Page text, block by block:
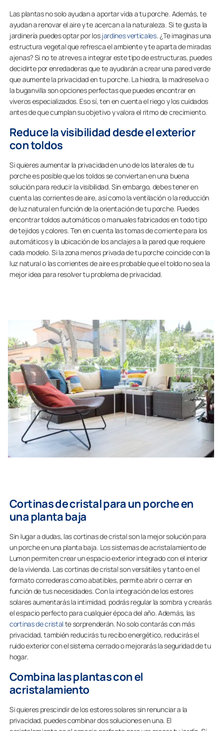
Las plantas no solo ayudan a aportar vida a tu porche. Además, te
ayudan a renovar el aire y te acercan a la naturaleza. Si te gusta la
jardinería puedes optar por losjardines verticales. ¿Te imaginas una
estructura vegetal que refresca el ambiente y te aparta de miradas
ajenas? Si no te atreves a integrar este tipo de estructuras, puedes
decidirte por enredaderas que te ayudarán a crear una pared verde
que aumente la privacidad en tu porche. La hiedra, la madreselva o
la buganvilla son opciones perfectas que puedes encontrar en
viveros especializados. Eso sí, ten en cuenta el riego y los cuidados
antes de que cumplan su objetivo y valora el ritmo de crecimiento.
Reduce la visibilidad desde el exterior
con toldos
Si quieres aumentar la privacidad en uno de los laterales de tu
porche es posible que los toldos se conviertan en una buena
solución para reducir la visibilidad. Sin embargo, debes tener en
cuenta las corrientes de aire, así como la ventilación o la reducción
de luz natural en función de la orientación de tu porche. Puedes
encontrar toldos automáticos o manuales fabricados en todo tipo
de tejidos y colores. Ten en cuenta las tomas de corriente para los
automáticos y la ubicación de los anclajes a la pared que requiere
cada modelo. Si la zona menos privada de tu porche coincide con la
luz natural o las corrientes de aire es probable que el toldo no sea la
mejor idea para resolver tu problema de privacidad.
Cortinas de cristal para un porche en
una planta baja
Sin lugar a dudas, las cortinas de cristal son la mejor solución para
un porche en una planta baja. Los sistemas de acristalamiento de
Lumon permiten crear un espacio exterior integrado con el interior
de la vivienda. Las cortinas de cristal son versátiles y tanto en el
formato correderas como abatibles, permite abrir o cerrar en
función de tus necesidades. Con la integración de los estores
solares aumentarás la intimidad, podrás regular la sombra y crearás
el espacio perfecto para cualquier época del año. Además, las
cortinas de cristalte sorprenderán. No solo contarás con más
privacidad, también reducirás tu recibo energético, reducirás el
ruido exterior con el sistema cerrado o mejorarás la seguridad de tu
hogar.
Combina las plantas con el
acristalamiento
Si quieres prescindir de los estores solares sin renunciar a la
privacidad, puedes combinar dos soluciones en una. El